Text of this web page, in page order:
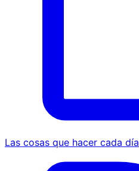
Las cosas que hacer cada día